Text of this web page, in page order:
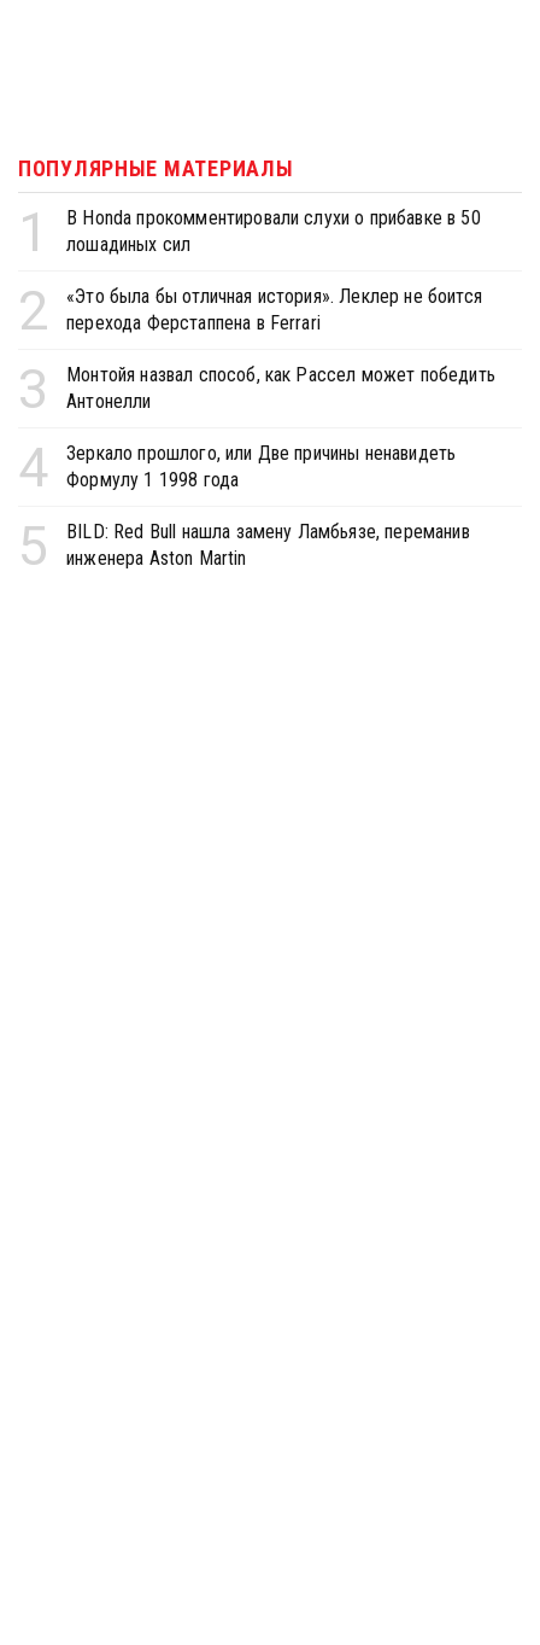
ПОПУЛЯРНЫЕ МАТЕРИАЛЫ
1
В Honda прокомментировали слухи о прибавке в 50
лошадиных сил
2
«Это была бы отличная история». Леклер не боится
перехода Ферстаппена в Ferrari
3
Монтойя назвал способ, как Рассел может победить
Антонелли
4
Зеркало прошлого, или Две причины ненавидеть
Формулу 1 1998 года
5
BILD: Red Bull нашла замену Ламбьязе, переманив
инженера Aston Martin